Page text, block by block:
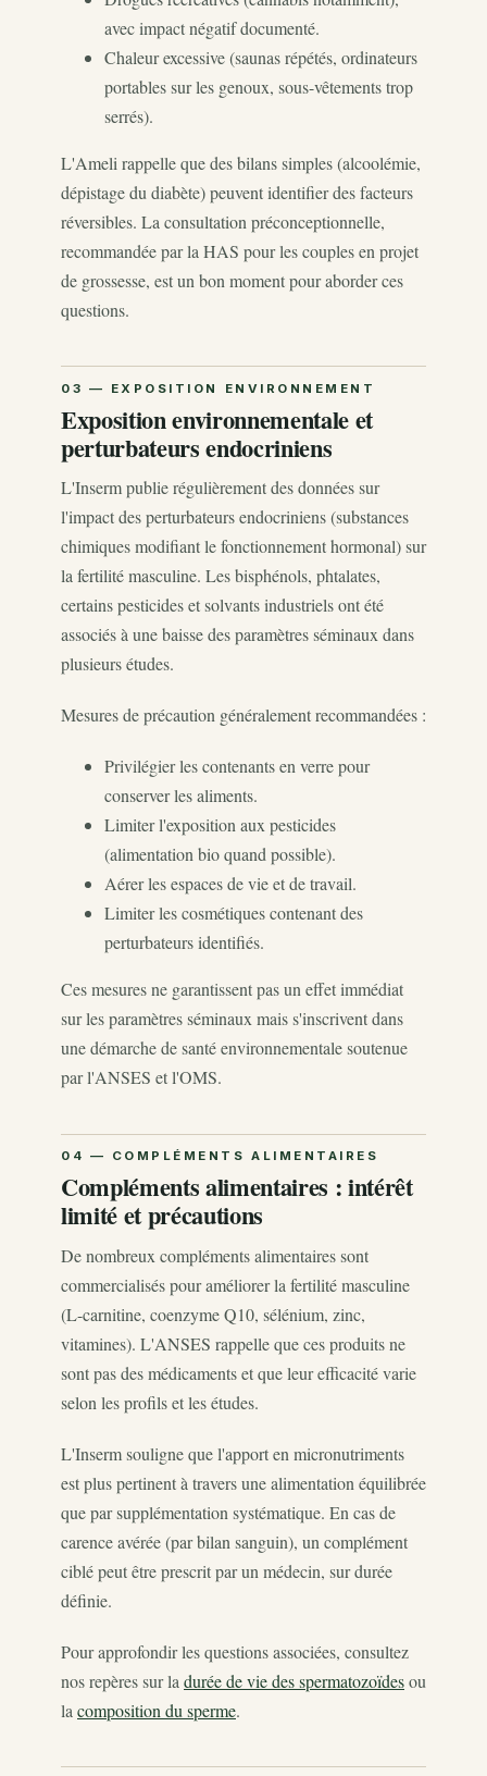
avec impact négatif documenté.
Chaleur excessive (saunas répétés, ordinateurs
portables sur les genoux, sous-vêtements trop
serrés).
L'Ameli rappelle que des bilans simples (alcoolémie,
dépistage du diabète) peuvent identifier des facteurs
réversibles. La consultation préconceptionnelle,
recommandée par la HAS pour les couples en projet
de grossesse, est un bon moment pour aborder ces
questions.
Exposition environnementale et
perturbateurs endocriniens
L'Inserm publie régulièrement des données sur
l'impact des perturbateurs endocriniens (substances
chimiques modifiant le fonctionnement hormonal) sur
la fertilité masculine. Les bisphénols, phtalates,
certains pesticides et solvants industriels ont été
associés à une baisse des paramètres séminaux dans
plusieurs études.
Mesures de précaution généralement recommandées :
Privilégier les contenants en verre pour
conserver les aliments.
Limiter l'exposition aux pesticides
(alimentation bio quand possible).
Aérer les espaces de vie et de travail.
Limiter les cosmétiques contenant des
perturbateurs identifiés.
Ces mesures ne garantissent pas un effet immédiat
sur les paramètres séminaux mais s'inscrivent dans
une démarche de santé environnementale soutenue
par l'ANSES et l'OMS.
Compléments alimentaires : intérêt
limité et précautions
De nombreux compléments alimentaires sont
commercialisés pour améliorer la fertilité masculine
(L-carnitine, coenzyme Q10, sélénium, zinc,
vitamines). L'ANSES rappelle que ces produits ne
sont pas des médicaments et que leur efficacité varie
selon les profils et les études.
L'Inserm souligne que l'apport en micronutriments
est plus pertinent à travers une alimentation équilibrée
que par supplémentation systématique. En cas de
carence avérée (par bilan sanguin), un complément
ciblé peut être prescrit par un médecin, sur durée
définie.
Pour approfondir les questions associées, consultez
nos repères sur la durée de vie des spermatozoïdesou
la composition du sperme.